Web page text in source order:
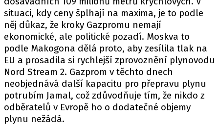
situaci, kdy ceny šplhají na maxima, je to podle
něj důkaz, že kroky Gazpromu nemají
ekonomické, ale politické pozadí. Moskva to
podle Makogona dělá proto, aby zesílila tlak na
EU a prosadila si rychlejší zprovoznění plynovodu
Nord Stream 2. Gazprom v těchto dnech
neobjednává další kapacitu pro přepravu plynu
potrubím Jamal, což zdůvodňuje tím, že nikdo z
odběratelů v Evropě ho o dodatečné objemy
plynu nežádá.